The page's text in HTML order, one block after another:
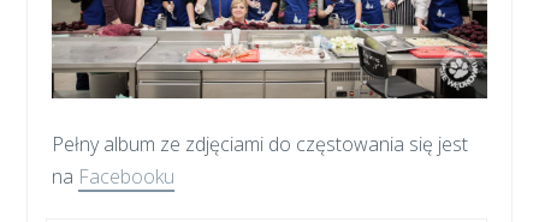
Pełny album ze zdjęciami do częstowania się jest
na Facebooku